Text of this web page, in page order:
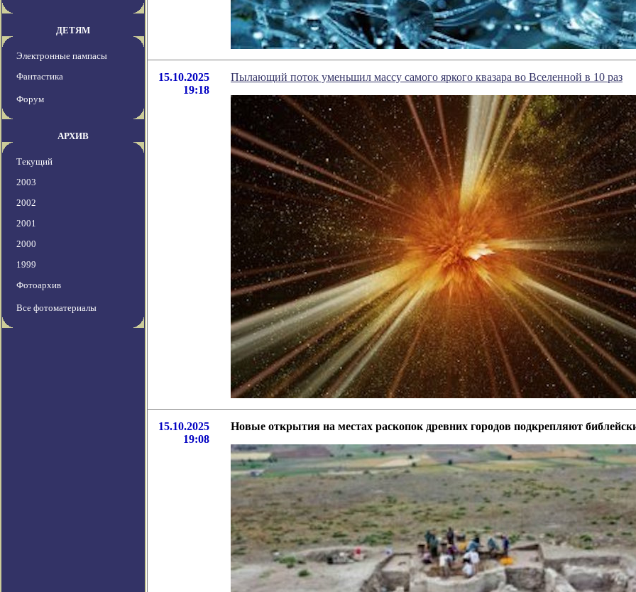
ДЕТЯМ
Электронные пампасы
Фантастика
Форум
АРХИВ
Текущий
2003
2002
2001
2000
1999
Фотоархив
Все фотоматериалы
15.10.2025
19:18
Пылающий поток уменьшил массу самого яркого квазара во Вселенной в 10 раз
15.10.2025
19:08
Новые открытия на местах раскопок древних городов подкрепляют